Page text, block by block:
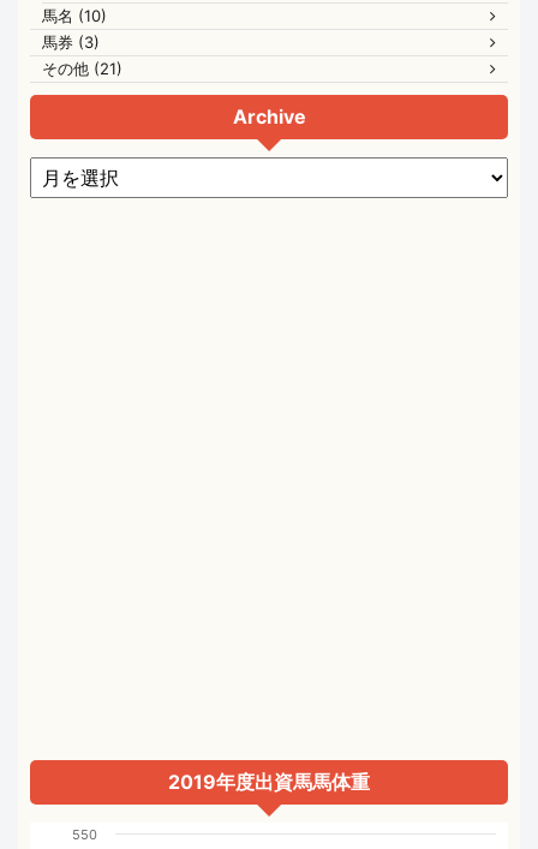
馬名 (10)
馬券 (3)
その他 (21)
Archive
2019年度出資馬馬体重
550